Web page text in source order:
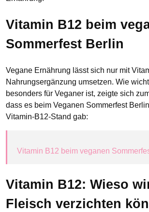
Vitamin B12 beim
Sommerfest Berlin
Vegane Ernährung lässt sich nur mit
Nahrungsergänzung umsetzen. Wie
besonders für Veganer ist, zeigte sich
dass es beim Veganen Sommerfest
Vitamin-B12-Stand gab:
Vitamin B12 beim veganen
Vitamin B12: Wieso
Fleisch verzichten